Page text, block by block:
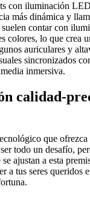
con iluminación
más dinámica y
contar con
colores, lo que crea
auriculares y
sincronizados
inmersiva.
calidad-
que ofrezca
todo un desafío,
ajustan a esta
a tus seres queridos